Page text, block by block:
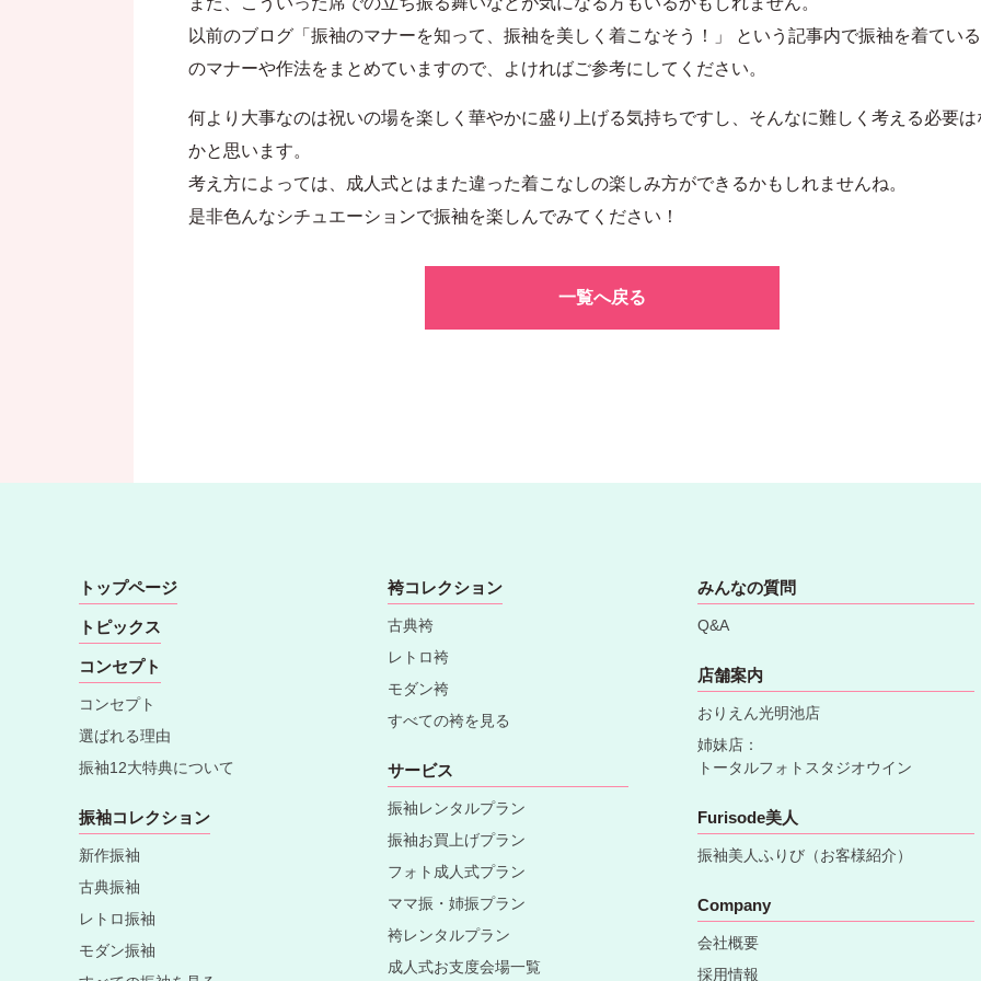
以前のブログ 「振袖のマナーを知って、振袖を美しく着こなそう！」
という記事内で振袖を着てい
のマナーや作法をまとめていますので、よければご参考にしてください。
何より大事なのは祝いの場を楽しく華やかに盛り上げる気持ちですし、そんなに難しく考える必要は
かと思います。
考え方によっては、成人式とはまた違った着こなしの楽しみ方ができるかもしれませんね。
是非色んなシチュエーションで振袖を楽しんでみてください！
一覧へ戻る
トップページ
トピックス
コンセプト
コンセプト
選ばれる理由
振袖12大特典について
振袖コレクション
新作振袖
古典振袖
レトロ振袖
モダン振袖
袴コレクション
古典袴
レトロ袴
モダン袴
すべての袴を見る
サービス
振袖レンタルプラン
振袖お買上げプラン
フォト成人式プラン
ママ振・姉振プラン
袴レンタルプラン
成人式お支度会場一覧
みんなの質問
Q&A
店舗案内
おりえん光明池店
姉妹店：
トータルフォトスタジオウイン
Furisode美人
振袖美人ふりび（お客様紹介）
Company
会社概要
採用情報